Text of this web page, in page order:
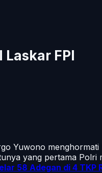
FPI
Yuwono menghormati
yang pertama Polri
58 Adegan di 4 TKP